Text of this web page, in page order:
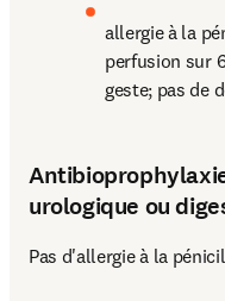
allergie à la
perfusion sur
geste; pas de
urologique ou
Pas d'allergie à la